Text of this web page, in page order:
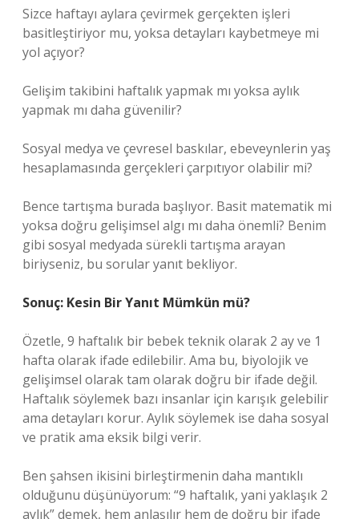
Sizce haftayı aylara çevirmek gerçekten işleri
basitleştiriyor mu, yoksa detayları kaybetmeye mi
yol açıyor?
Gelişim takibini haftalık yapmak mı yoksa aylık
yapmak mı daha güvenilir?
Sosyal medya ve çevresel baskılar, ebeveynlerin yaş
hesaplamasında gerçekleri çarpıtıyor olabilir mi?
Bence tartışma burada başlıyor. Basit matematik mi
yoksa doğru gelişimsel algı mı daha önemli? Benim
gibi sosyal medyada sürekli tartışma arayan
biriyseniz, bu sorular yanıt bekliyor.
Sonuç: Kesin Bir Yanıt Mümkün mü?
Özetle, 9 haftalık bir bebek teknik olarak 2 ay ve 1
hafta olarak ifade edilebilir. Ama bu, biyolojik ve
gelişimsel olarak tam olarak doğru bir ifade değil.
Haftalık söylemek bazı insanlar için karışık gelebilir
ama detayları korur. Aylık söylemek ise daha sosyal
ve pratik ama eksik bilgi verir.
Ben şahsen ikisini birleştirmenin daha mantıklı
olduğunu düşünüyorum: “9 haftalık, yani yaklaşık 2
aylık” demek, hem anlaşılır hem de doğru bir ifade